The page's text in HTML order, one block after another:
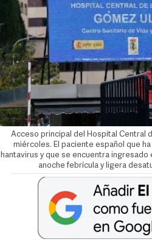
Acceso principal del Hospital Central
miércoles. El paciente español que
hantavirus y que se encuentra
anoche febrícula y ligera